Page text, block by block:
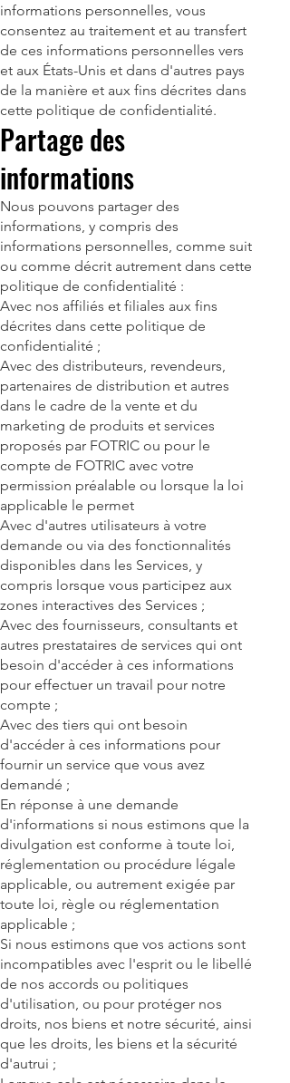
informations personnelles, vous
consentez au traitement et au transfert
de ces informations personnelles vers
et aux États-Unis et dans d'autres pays
de la manière et aux fins décrites dans
cette politique de confidentialité.
Partage des
informations
Nous pouvons partager des
informations, y compris des
informations personnelles, comme suit
ou comme décrit autrement dans cette
politique de confidentialité :
Avec nos affiliés et filiales aux fins
décrites dans cette politique de
confidentialité ;
Avec des distributeurs, revendeurs,
partenaires de distribution et autres
dans le cadre de la vente et du
marketing de produits et services
proposés par FOTRIC ou pour le
compte de FOTRIC avec votre
permission préalable ou lorsque la loi
applicable le permet
Avec d'autres utilisateurs à votre
demande ou via des fonctionnalités
disponibles dans les Services, y
compris lorsque vous participez aux
zones interactives des Services ;
Avec des fournisseurs, consultants et
autres prestataires de services qui ont
besoin d'accéder à ces informations
pour effectuer un travail pour notre
compte ;
Avec des tiers qui ont besoin
d'accéder à ces informations pour
fournir un service que vous avez
demandé ;
En réponse à une demande
d'informations si nous estimons que la
divulgation est conforme à toute loi,
réglementation ou procédure légale
applicable, ou autrement exigée par
toute loi, règle ou réglementation
applicable ;
Si nous estimons que vos actions sont
incompatibles avec l'esprit ou le libellé
de nos accords ou politiques
d'utilisation, ou pour protéger nos
droits, nos biens et notre sécurité, ainsi
que les droits, les biens et la sécurité
d'autrui ;